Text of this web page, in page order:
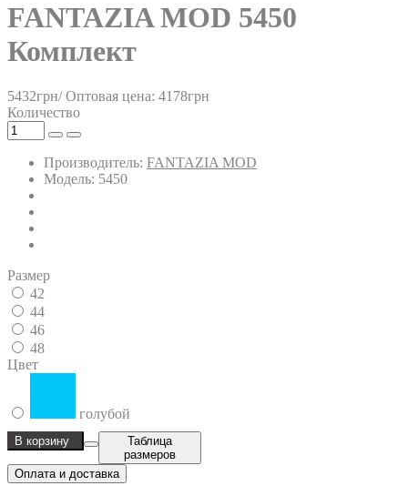
FANTAZIA MOD 5450
Комплект
5432грн/ Оптовая цена: 4178грн
Количество
Производитель: FANTAZIA MOD
Модель: 5450
Размер
42
44
46
48
Цвет
голубой
В корзину
Таблица
размеров
Оплата и доставка